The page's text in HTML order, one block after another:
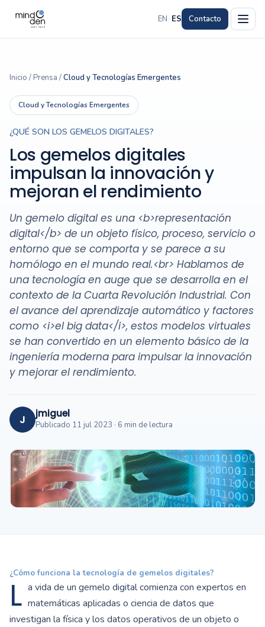
EN · ES Contacto
Inicio / Prensa /Cloud y Tecnologías Emergentes
Cloud y Tecnologías Emergentes
¿QUÉ SON LOS GEMELOS DIGITALES?
Los gemelos digitales
impulsan la innovación y
mejoran el rendimiento
Un gemelo digital es una <b>representación
digital</b> de un objeto físico, proceso, servicio o
entorno que se comporta y se parece a su
homólogo en el mundo real.<br> Hablamos de
una tecnología en auge que se desarrolla en el
contexto de la Cuarta Revolución Industrial. Con
el avance del aprendizaje automático y factores
como <i>el big data</i>, estos modelos virtuales
se han convertido en un elemento básico de la
ingeniería moderna para impulsar la innovación
y mejorar el rendimiento.
J jmiguel
Publicado 11 jul 2023 · 6 min de lectura
¿Cómo funciona la tecnología de gemelos digitales?
L a vida de un gemelo digital comienza con expertos en
matemáticas aplicadas o ciencia de datos que
investigan la física y los datos operativos de un objeto o